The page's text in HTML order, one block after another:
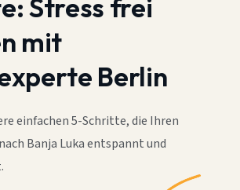
Stress frei
mit
Berlin
einfachen 5-Schritte, die Ihren
Banja Luka entspannt und